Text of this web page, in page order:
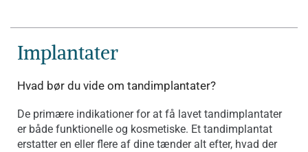
Implantater
Hvad bør du vide om tandimplantater?
De primære indikationer for at få lavet tandimplantater
er både funktionelle og kosmetiske. Et tandimplantat
erstatter en eller flere af dine tænder alt efter, hvad der